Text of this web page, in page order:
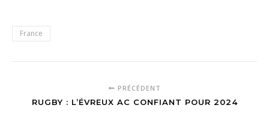
France
PRÉCÉDENT
RUGBY : L’ÉVREUX AC CONFIANT POUR 2024